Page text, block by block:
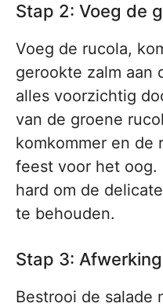
Stap 2: Voeg de
Voeg de rucola,
gerookte zalm aan
alles voorzichtig
van de groene
komkommer en de
feest voor het
hard om de
te behouden.
Stap 3:
Bestrooi de salade